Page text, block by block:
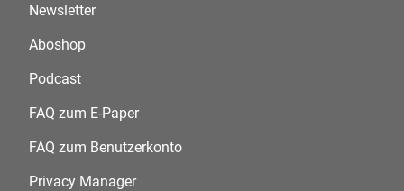
Newsletter
Aboshop
Podcast
FAQ zum E-Paper
FAQ zum Benutzerkonto
Privacy Manager